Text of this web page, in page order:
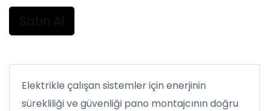
Satın Al
Elektrikle çalışan sistemler için enerjinin
sürekliliği ve güvenliği pano montajcının doğru